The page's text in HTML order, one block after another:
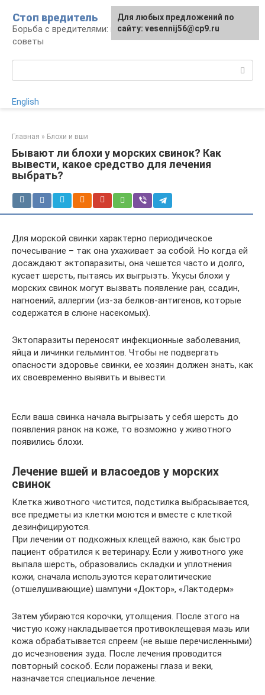
контенту
Стоп вредитель
Борьба с вредителями: правила, средства,
советы
English
Главная » Блохи и вши
Бывают ли блохи у морских свинок? Как
вывести, какое средство для лечения
выбрать?
Для морской свинки характерно периодическое
почесывание – так она ухаживает за собой. Но когда ей
досаждают эктопаразиты, она чешется часто и долго,
кусает шерсть, пытаясь их выгрызть. Укусы блохи у
морских свинок могут вызвать появление ран, ссадин,
нагноений, аллергии (из-за белков-антигенов, которые
содержатся в слюне насекомых).
Эктопаразиты переносят инфекционные заболевания,
яйца и личинки гельминтов. Чтобы не подвергать
опасности здоровье свинки, ее хозяин должен знать, как
их своевременно выявить и вывести.
Если ваша свинка начала выгрызать у себя шерсть до
появления ранок на коже, то возможно у животного
появились блохи.
Лечение вшей и власоедов у морских
свинок
Клетка животного чистится, подстилка выбрасывается,
все предметы из клетки моются и вместе с клеткой
дезинфицируются.
При лечении от подкожных клещей важно, как быстро
пациент обратился к ветеринару. Если у животного уже
выпала шерсть, образовались складки и уплотнения
кожи, сначала используются кератолитические
(отшелушивающие) шампуни «Доктор», «Лактодерм»
Затем убираются корочки, утолщения. После этого на
чистую кожу накладывается противоклещевая мазь или
кожа обрабатывается спреем (не выше перечисленными)
до исчезновения зуда. После лечения проводится
повторный соскоб. Если поражены глаза и веки,
назначается специальное лечение.
Для любых предложений по
сайту: vesennij56@cp9.ru